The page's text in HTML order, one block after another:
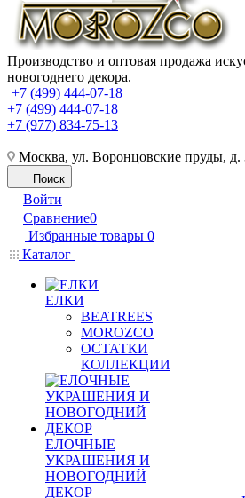
Производство и оптовая продажа
новогоднего декора.
+7 (499) 444-07-18
+7 (499) 444-07-18
+7 (977) 834-75-13
Москва, ул. Воронцовские пруды, д.
Поиск
Войти
Сравнение0
Избранные товары 0
Каталог
ЕЛКИ
BEATREES
MOROZCO
ОСТАТКИ
КОЛЛЕКЦИИ
ЕЛОЧНЫЕ
УКРАШЕНИЯ И
НОВОГОДНИЙ
ДЕКОР